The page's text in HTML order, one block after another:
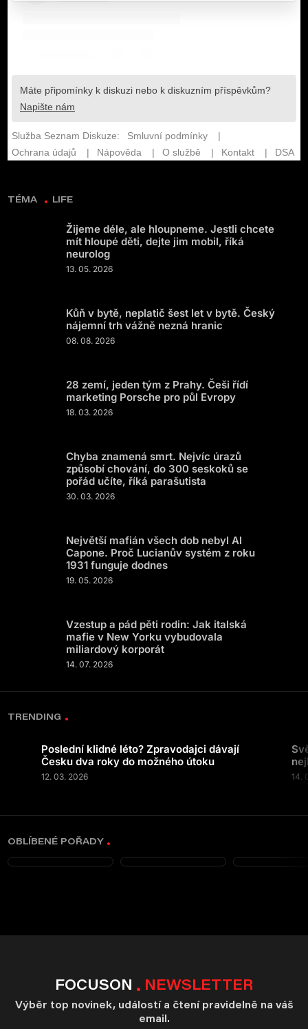
TÉMA LIFE
Žijeme déle, ale hloupneme. Jestli chcete
mít hloupé děti, dejte jim mobil, říká
neurolog
13. 05. 2026
Kůň v bytě, neplatič šest let v bytě. Český
nájemní trh vážně nezná hranic
08. 08. 2026
28 zemí, jeden tým z Prahy. Češi řídí
marketing Porsche pro půl Evropy
18. 03. 2026
Chyba znamená smrt. Nejvíc úrazů
způsobí chování, do 300 seskoků se
pořád učíte, říká parašutista
30. 03. 2026
Největší mafián všech dob nebyl Al
Capone. Proč Lucianův systém z roku
1931 funguje dodnes
19. 05. 2026
Vzestup a pád pěti rodin: Jak italská
mafie v New Yorku vybudovala
miliardový korporát
14. 07. 2026
TRENDING
Poslední klidné léto? Zpravodajci dávají
Česku dva roky do možného útoku
12. 03. 2026 14.
OBLÍBENÉ POŘADY
FOCUSON NEWSLETTER
Výběr top novinek, událostí a čtení pravidelně na váš
email.